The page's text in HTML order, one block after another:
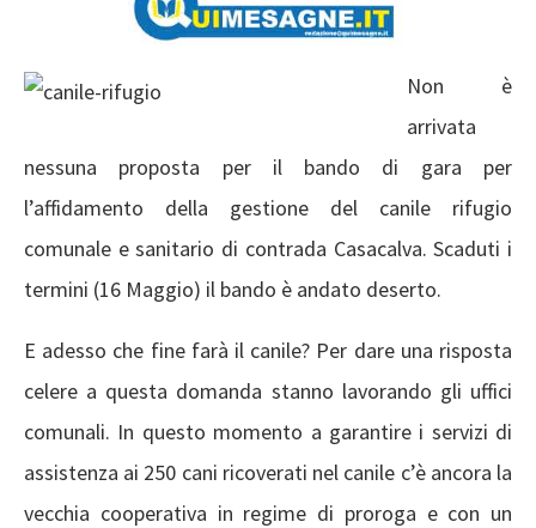
Non è
arrivata
nessuna proposta per il bando di gara per
l’affidamento della gestione del canile rifugio
comunale e sanitario di contrada Casacalva. Scaduti i
termini (16 Maggio) il bando è andato deserto.
E adesso che fine farà il canile? Per dare una risposta
celere a questa domanda stanno lavorando gli uffici
comunali. In questo momento a garantire i servizi di
assistenza ai 250 cani ricoverati nel canile c’è ancora la
vecchia cooperativa in regime di proroga e con un